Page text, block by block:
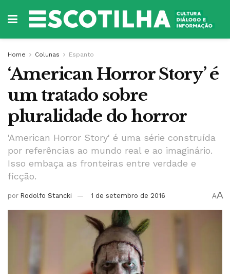
Home Colunas Espanto
‘American Horror Story’ é
um tratado sobre
pluralidade do horror
'American Horror Story' é uma série construída
por referências ao mundo real e ao imaginário.
Isso embaça as fronteiras entre verdade e
ficção.
por Rodolfo Stancki 1 de setembro de 2016 AA